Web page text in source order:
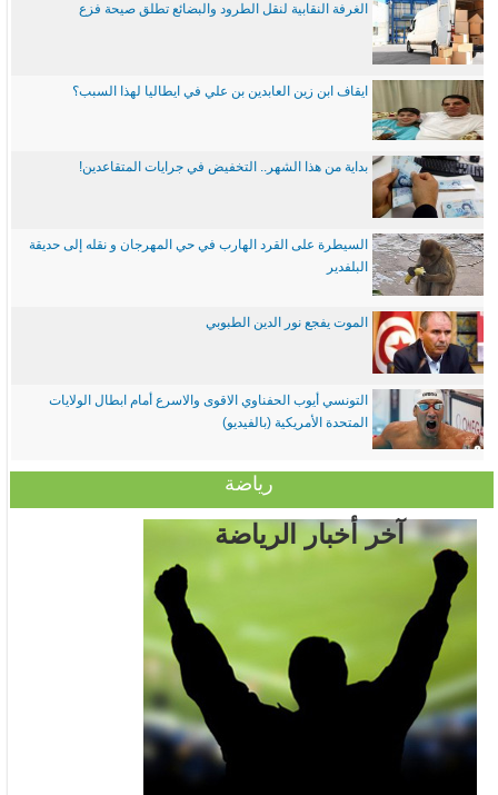
الغرفة النقابية لنقل الطرود والبضائع تطلق صيحة فزع
ايقاف ابن زين العابدين بن علي في ايطاليا لهذا السبب؟
بداية من هذا الشهر.. التخفيض في جرايات المتقاعدين!
السيطرة على القرد الهارب في حي المهرجان و نقله إلى حديقة
البلفدير
الموت يفجع نور الدين الطبوبي
التونسي أيوب الحفناوي الاقوى والاسرع أمام ابطال الولايات
المتحدة الأمريكية (بالفيديو)
رياضة
آخر أخبار الرياضة